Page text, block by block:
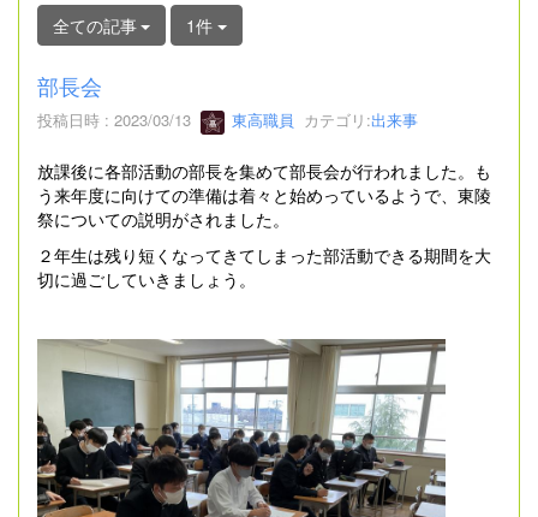
全ての記事 1件
部長会
投稿日時 : 2023/03/13 東高職員 カテゴリ:出来事
放課後に各部活動の部長を集めて部長会が行われました。も
う来年度に向けての準備は着々と始めっているようで、東陵
祭についての説明がされました。
２年生は残り短くなってきてしまった部活動できる期間を大
切に過ごしていきましょう。